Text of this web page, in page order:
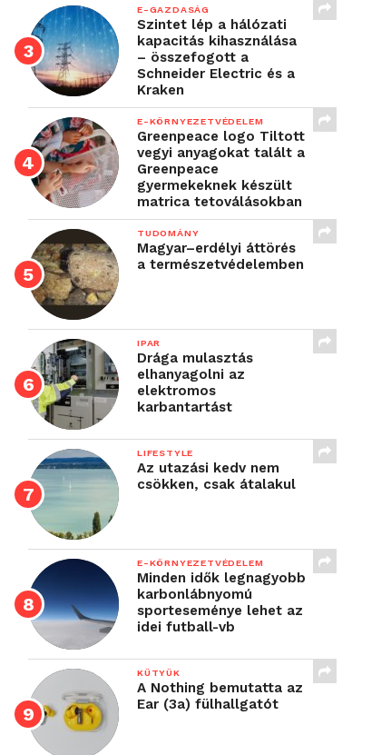
E-GAZDASÁG
Szintet lép a hálózati
kapacitás kihasználása
– összefogott a
Schneider Electric és a
Kraken
E-KÖRNYEZETVÉDELEM
Greenpeace logo Tiltott
vegyi anyagokat talált a
Greenpeace
gyermekeknek készült
matrica tetoválásokban
TUDOMÁNY
Magyar–erdélyi áttörés
a természetvédelemben
IPAR
Drága mulasztás
elhanyagolni az
elektromos
karbantartást
LIFESTYLE
Az utazási kedv nem
csökken, csak átalakul
E-KÖRNYEZETVÉDELEM
Minden idők legnagyobb
karbonlábnyomú
sporteseménye lehet az
idei futball-vb
KÜTYÜK
A Nothing bemutatta az
Ear (3a) fülhallgatót